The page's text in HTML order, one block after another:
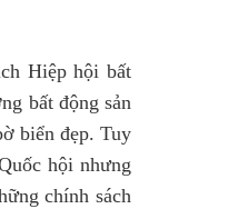
Hiệp hội bất
bất động sản
biển đẹp. Tuy
hội nhưng
chính sách